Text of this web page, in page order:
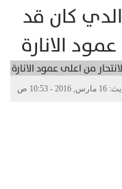
كان قد
الانارة
- 10:53 ص